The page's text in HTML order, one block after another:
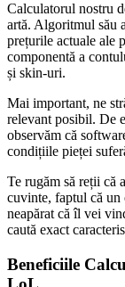
Calculatorul nostru
artă. Algoritmul său
prețurile actuale ale
componentă a
și skin-uri.
Mai important, ne
relevant posibil. De
observăm că
condițiile pieței
Te rugăm să reții că
cuvinte, faptul că un
neapărat că îl vei
caută exact
Beneficiile